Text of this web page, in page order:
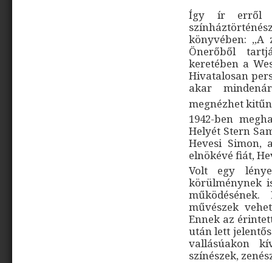
Így ír erről a
könyvében: „A
Önerőből
keretében a
Hivatalosan
akar
megnézhet
1942-ben
Helyét Stern
Hevesi Simon,
elnökévé fiát,
Volt egy
körülménynek
művészek
Ennek az
után lett
vallásúakon
színészek,